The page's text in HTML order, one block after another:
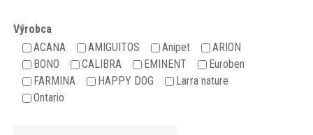
Výrobca
ACANA
AMIGUITOS Anipet
ARION
BONO
CALIBRA EMINENT
Euroben
FARMINA
HAPPY DOG
Larra nature
Ontario